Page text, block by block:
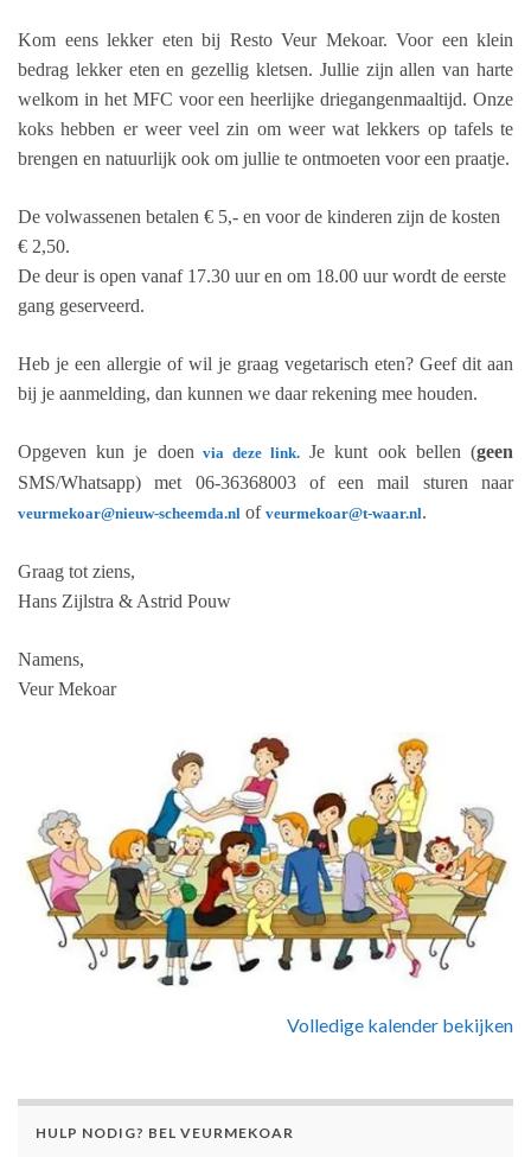
Kom eens lekker eten bij Resto Veur Mekoar. Voor een klein
bedrag lekker eten en gezellig kletsen. Jullie zijn allen van harte
welkom in het MFC voor een heerlijke driegangenmaaltijd. Onze
koks hebben er weer veel zin om weer wat lekkers op tafels te
brengen en natuurlijk ook om jullie te ontmoeten voor een praatje.
De volwassenen betalen € 5,- en voor de kinderen zijn de kosten
€ 2,50.
De deur is open vanaf 17.30 uur en om 18.00 uur wordt de eerste
gang geserveerd.
Heb je een allergie of wil je graag vegetarisch eten? Geef dit aan
bij je aanmelding, dan kunnen we daar rekening mee houden.
Opgeven kun je doen via deze link. Je kunt ook bellen (geen
SMS/Whatsapp) met 06-36368003 of een mail sturen naar
veurmekoar@nieuw-scheemda.nl of veurmekoar@t-waar.nl.
Graag tot ziens,
Hans Zijlstra & Astrid Pouw
Namens,
Veur Mekoar
Volledige kalender bekijken
HULP NODIG? BEL VEURMEKOAR